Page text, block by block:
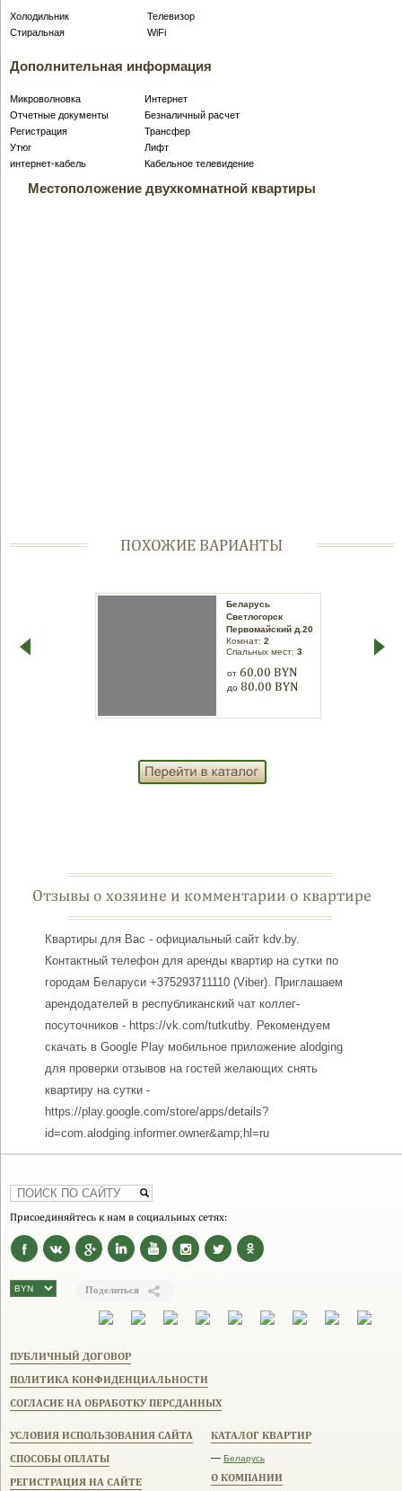
Холодильник
Телевизор
Стиральная
WiFi
Дополнительная информация
Микроволновка
Интернет
Отчетные документы
Безналичный расчет
Регистрация
Трансфер
Утюг
Лифт
интернет-кабель
Кабельное телевидение
Местоположение двухкомнатной квартиры
ПОХОЖИЕ ВАРИАНТЫ
Комнат:
Беларусь
Светлогорск
Первомайский д.20
Комнат: 2
Спальных мест: 3
от 60.00 BYN
до 80.00 BYN
Отзывы о хозяине и комментарии о квартире
Квартиры для Вас - официальный сайт kdv.by.
Контактный телефон для аренды квартир на сутки по
городам Беларуси +375293711110 (Viber). Приглашаем
арендодателей в республиканский чат коллег-
посуточников - https://vk.com/tutkutby. Рекомендуем
скачать в Google Play мобильное приложение alodging
для проверки отзывов на гостей желающих снять
квартиру на сутки -
https://play.google.com/store/apps/details?
id=com.alodging.informer.owner&amp;hl=ru
Присоединяйтесь к нам в социальных сетях:
Поделиться
ПУБЛИЧНЫЙ ДОГОВОР
ПОЛИТИКА КОНФИДЕНЦИАЛЬНОСТИ
СОГЛАСИЕ НА ОБРАБОТКУ ПЕРСДАННЫХ
УСЛОВИЯ ИСПОЛЬЗОВАНИЯ САЙТА
СПОСОБЫ ОПЛАТЫ
РЕГИСТРАЦИЯ НА САЙТЕ
КАТАЛОГ КВАРТИР
— Беларусь
О КОМПАНИИ